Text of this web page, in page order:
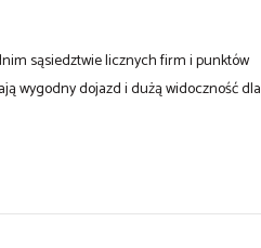
sąsiedztwie licznych firm i punktów
wygodny dojazd i dużą widoczność dla